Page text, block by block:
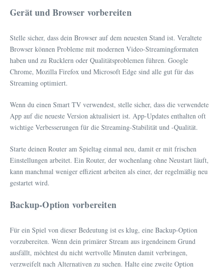
Gerät und Browser vorbereiten
Stelle sicher, dass dein Browser auf dem neuesten Stand ist. Veraltete
Browser können Probleme mit modernen Video-Streamingformaten
haben und zu Rucklern oder Qualitätsproblemen führen. Google
Chrome, Mozilla Firefox und Microsoft Edge sind alle gut für das
Streaming optimiert.
Wenn du einen Smart TV verwendest, stelle sicher, dass die verwendete
App auf die neueste Version aktualisiert ist. App-Updates enthalten oft
wichtige Verbesserungen für die Streaming-Stabilität und -Qualität.
Starte deinen Router am Spieltag einmal neu, damit er mit frischen
Einstellungen arbeitet. Ein Router, der wochenlang ohne Neustart läuft,
kann manchmal weniger effizient arbeiten als einer, der regelmäßig neu
gestartet wird.
Backup-Option vorbereiten
Für ein Spiel von dieser Bedeutung ist es klug, eine Backup-Option
vorzubereiten. Wenn dein primärer Stream aus irgendeinem Grund
ausfällt, möchtest du nicht wertvolle Minuten damit verbringen,
verzweifelt nach Alternativen zu suchen. Halte eine zweite Option